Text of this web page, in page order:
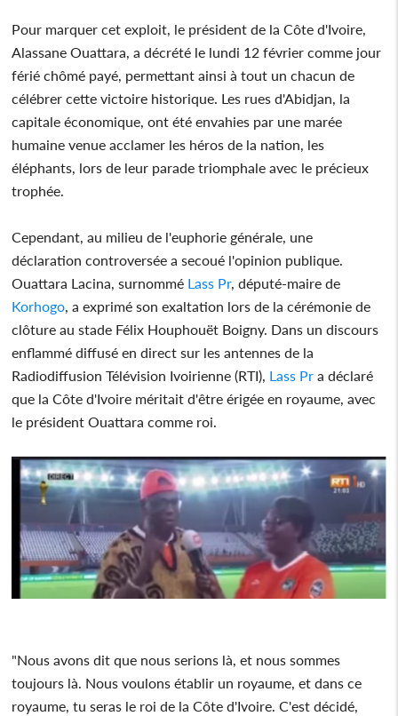
Pour marquer cet exploit, le président de la Côte d'Ivoire,
Alassane Ouattara, a décrété le lundi 12 février comme jour
férié chômé payé, permettant ainsi à tout un chacun de
célébrer cette victoire historique. Les rues d'Abidjan, la
capitale économique, ont été envahies par une marée
humaine venue acclamer les héros de la nation, les
éléphants, lors de leur parade triomphale avec le précieux
trophée.
Cependant, au milieu de l'euphorie générale, une
déclaration controversée a secoué l'opinion publique.
Ouattara Lacina, surnommé Lass Pr, député-maire de
Korhogo , a exprimé son exaltation lors de la cérémonie de
clôture au stade Félix Houphouët Boigny. Dans un discours
enflammé diffusé en direct sur les antennes de la
Radiodiffusion Télévision Ivoirienne (RTI), Lass Pr a déclaré
que la Côte d'Ivoire méritait d'être érigée en royaume, avec
le président Ouattara comme roi.
"Nous avons dit que nous serions là, et nous sommes
toujours là. Nous voulons établir un royaume, et dans ce
royaume, tu seras le roi de la Côte d'Ivoire. C'est décidé,